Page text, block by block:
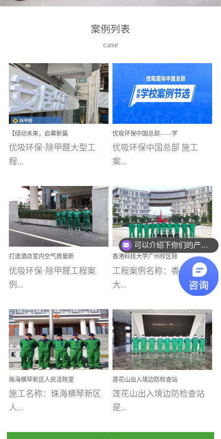
高技能的团队。汇聚了众
取得了多项产品技术专利
和多项国家版权局著作
权，获得高新技术企业称
号。生产优势自主生产自
给自足，优吸公司于2015
在广州番禺区成功建立产
品线生产基地，工厂拥有
自动化生产设备和成熟的
选择源头源材料、严控产
品质量，我们每一批的生
产产品都经过严格的质检
程序；生产车间为优吸总
部和全国分支机构生产光
触媒、净醛王、祛味剂等
优吸系列产品，保质保量
完成生产任务，确保全国
求。资质优势团队优势分
支优势优吸环保是一棵正
茁壮成长的树，只要我们
人人都爱护她、珍惜她、
她将越来越枝繁叶茂，终
将会成为一棵参天大树！
优吸环保截止2020年拥有
全国600家网点分支机构。
案例列表
case
【绿动未来，启幕新篇
章】优吸环保中标深圳安
居乐寓，超大型工装室内
空气治理项目顺利启航，
优吸环保·除甲醛大型工
程...
案例【深圳安居乐寓】室
内空气治理项目深圳安居
乐寓 深圳市安居乐寓
为深圳安居集团旗下城...
优吸环保中国总部——学
校施工案例(节选)
优吸环保中国总部 施工
案...
例(学校工装节选)广州南沙
小学(珠江湾校区)项目地
址：广州市南沙区海滨路
南沙珠江湾江门市蓬江区
禾...
打造酒店室内空气质量新
标杆——优吸环保·标杆之
作：东莞美豪雅致酒店室
内空气治理工程纪实
优吸环保·除甲醛工程案
例...
【东莞美豪雅致酒店】室
内空气治理项目东莞美豪
雅致酒店 东莞美豪雅
致酒店是为中高端人士...
香港科技大学广州校区除
甲醛项目圆满完成
工程案例名称：香港科技
大...
学广州校区室内空气治
理 工程案例地址：广
州南沙区·香港科技大学(广
州)校区 工程案...
珠海横琴新区人民法院室
内除甲醛空气治理项目
施工名称：珠海横琴新区
人...
莲花山出入境边防检查站
室内除甲醛空气治理项目
莲花山出入境边防检查站
是...
可以介绍下你们的产品么